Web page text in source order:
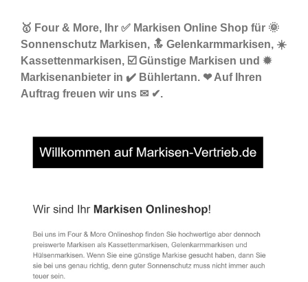
🥇 Four & More, Ihr ✅ Markisen Online Shop für 🌞
Sonnenschutz Markisen, 🔝 Gelenkarmmarkisen, ☀️
Kassettenmarkisen, ☑️ Günstige Markisen und ✹
Markisenanbieter in ✔️ Bühlertann. ❤ Auf Ihren
Auftrag freuen wir uns ✉ ✔.